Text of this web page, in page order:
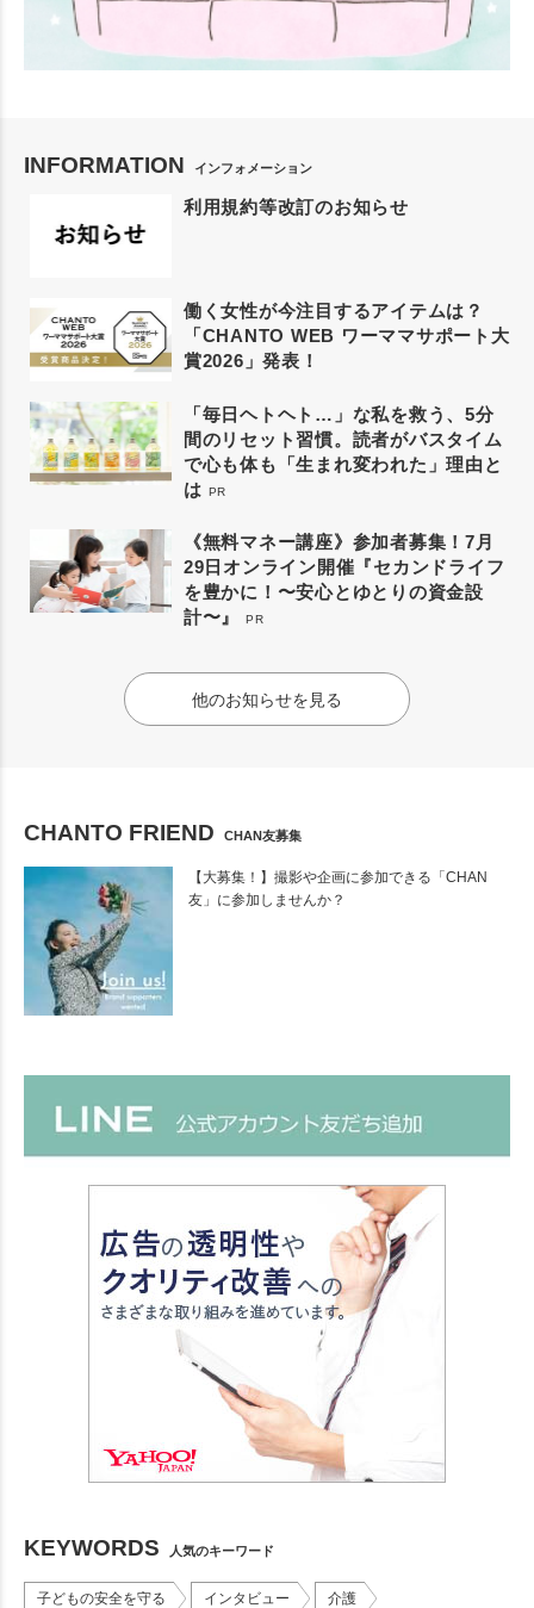
INFORMATION インフォメーション
利用規約等改訂のお知らせ
働く女性が今注目するアイテムは？
「CHANTO WEB ワーママサポート大
賞2026」発表！
「毎日ヘトヘト…」な私を救う、5分
間のリセット習慣。読者がバスタイム
で心も体も「生まれ変われた」理由と
は PR
《無料マネー講座》参加者募集！7月
29日オンライン開催『セカンドライフ
を豊かに！〜安心とゆとりの資金設
計〜』
PR
他のお知らせを見る
CHANTO FRIEND CHAN友募集
【大募集！】撮影や企画に参加できる「CHAN
友」に参加しませんか？
KEYWORDS 人気のキーワード
子どもの安全を守る インタビュー 介護